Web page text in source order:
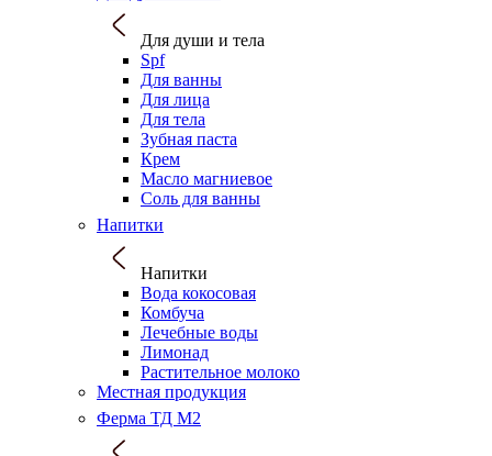
Для души и тела
Spf
Для ванны
Для лица
Для тела
Зубная паста
Крем
Масло магниевое
Соль для ванны
Напитки
Напитки
Вода кокосовая
Комбуча
Лечебные воды
Лимонад
Растительное молоко
Местная продукция
Ферма ТД М2